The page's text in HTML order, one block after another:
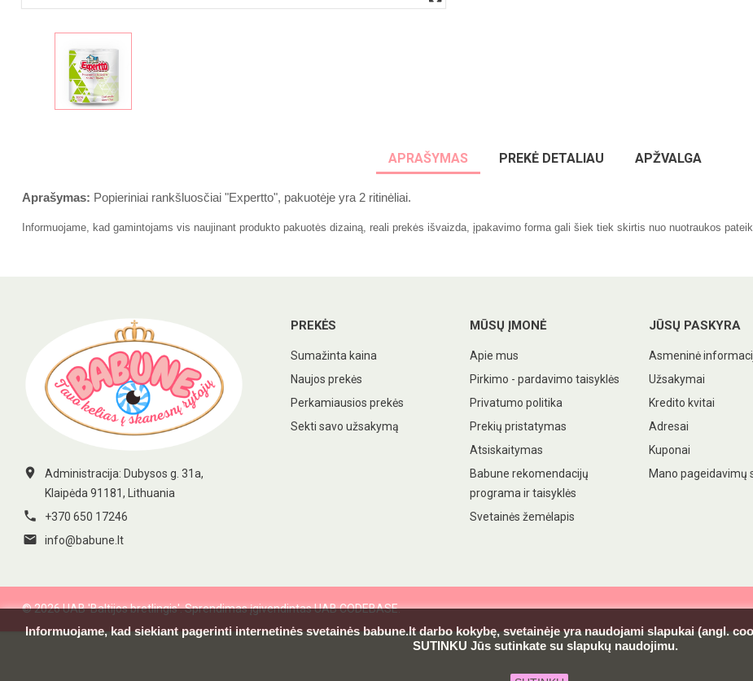
APRAŠYMAS PREKĖ DETALIAU APŽVALGA
Aprašymas: Popieriniai rankšluosčiai "Expertto", pakuotėje yra 2 ritinėliai.
Informuojame, kad gamintojams vis naujinant produkto pakuotės dizainą, reali prekės išvaizda, įpakavimo forma gali šiek tiek skirtis nuo nuotraukos

Administracija: Dubysos g. 31a,
Klaipėda 91181, Lithuania
 +370 650 17246
 info@babune.lt
PREKĖS
Sumažinta kaina
Naujos prekės
Perkamiausios prekės
Sekti savo užsakymą
MŪSŲ ĮMONĖ
Apie mus
Pirkimo - pardavimo taisyklės
Privatumo politika
Prekių pristatymas
Atsiskaitymas
Babune rekomendacijų
programa ir taisyklės
Svetainės žemėlapis
JŪSŲ PASKYRA
Asmeninė
Užsakymai
Kredito kvitai
Adresai
Kuponai
Mano pageidavimų
Informuojame, kad siekiant pagerinti internetinės svetainės babune.lt darbo kokybę, svetainėje yra naudojami slapukai (angl.
SUTINKU Jūs sutinkate su slapukų naudojimu.
© 2026 UAB 'Baltijos bretlingis'. Sprendimas įgivendintas UAB CODEBASE.